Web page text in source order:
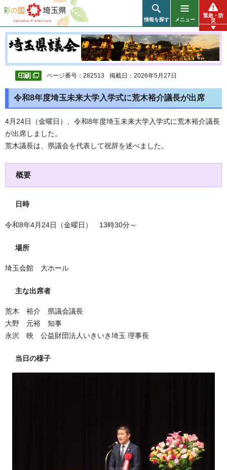
彩の国 埼玉県
情報を探す メニュー
緊急・防
災
ページ番号：282513 掲載日：2026年5月27日
令和8年度埼玉未来大学入学式に荒木裕介議長が出席
4月24日（金曜日）、令和8年度埼玉未来大学入学式に荒木裕介議長
が出席しました。
荒木議長は、県議会を代表して祝辞を述べました。
概要
日時
令和8年4月24日（金曜日） 13時30分～
場所
埼玉会館 大ホール
主な出席者
荒木 裕介 県議会議長
大野 元裕 知事
永沢 映 公益財団法人いきいき埼玉 理事長
当日の様子